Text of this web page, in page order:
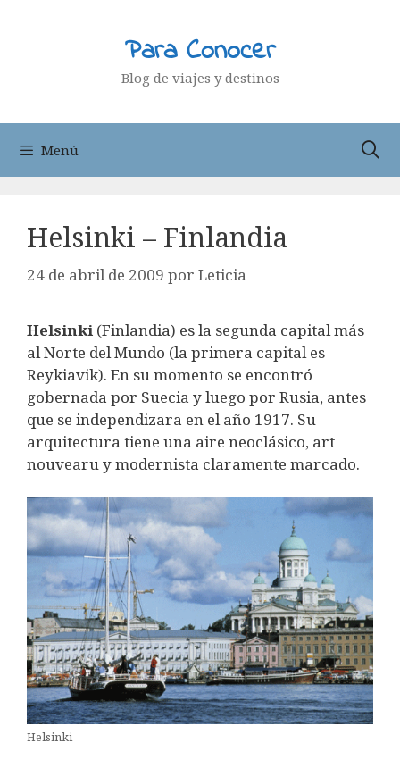
Para Conocer
Blog de viajes y destinos
Menú
Helsinki – Finlandia
24 de abril de 2009 por Leticia
Helsinki (Finlandia) es la segunda capital más
al Norte del Mundo (la primera capital es
Reykiavik). En su momento se encontró
gobernada por Suecia y luego por Rusia, antes
que se independizara en el año 1917. Su
arquitectura tiene una aire neoclásico, art
nouvearu y modernista claramente marcado.
Helsinki